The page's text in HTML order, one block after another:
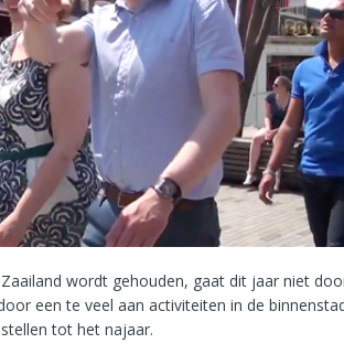
wordt gehouden, gaat dit jaar niet
een te veel aan activiteiten in de
tot het najaar.